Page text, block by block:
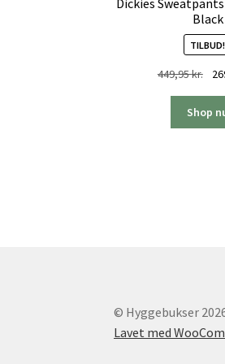
Dickies
Black
TILBUD!
449,95kr.
Den
pris
var:
Shop
© Hyggebukser
Lavet med